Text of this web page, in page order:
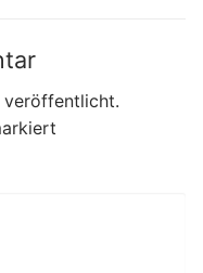
veröffentlicht.